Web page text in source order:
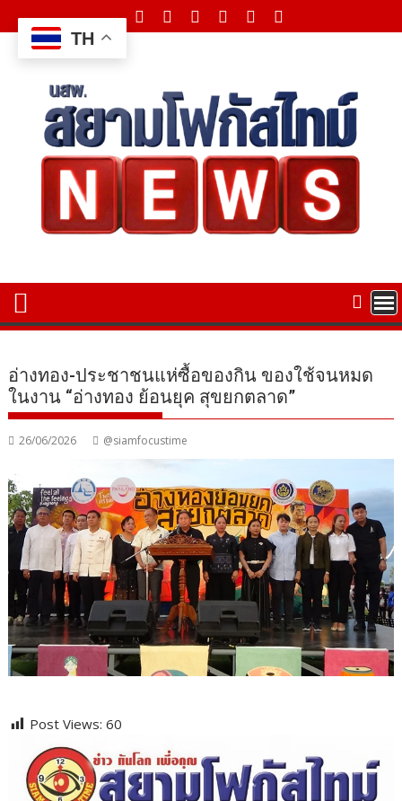
to
content
อ่างทอง-ประชาชนแห่ซื้อของกิน ของใช้จนหมด
ในงาน “อ่างทอง ย้อนยุค สุขยกตลาด”
26/06/2026 @siamfocustime
Post Views: 60
TH